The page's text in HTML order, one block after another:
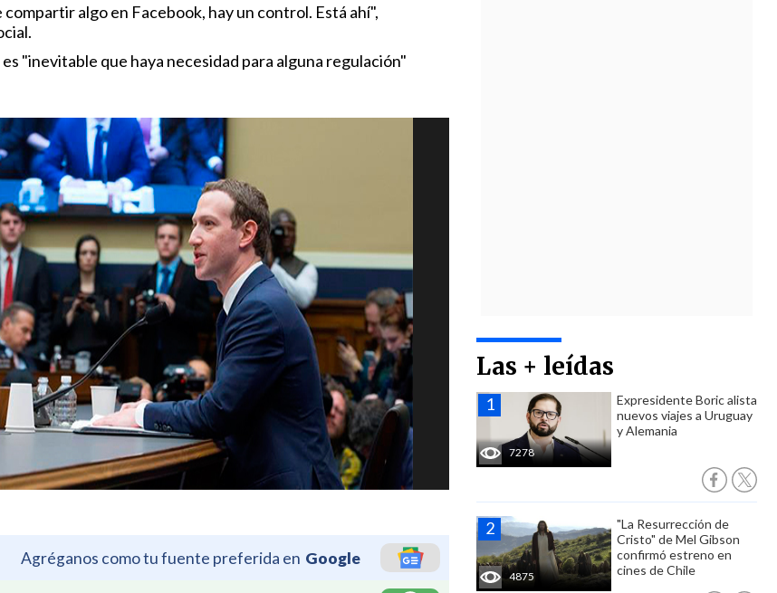
algo en Facebook, hay un control. Está ahí",
"inevitable que haya necesidad para alguna regulación"
Agréganos como tu fuente preferida en Google
Las + leídas
7278
Expresidente Boric alista
nuevos viajes a Uruguay
y Alemania
4875
"La Resurrección de
Cristo" de Mel Gibson
confirmó estreno en
cines de Chile